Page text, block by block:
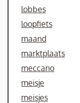
lobbes
loopfiets
maand
marktplaats
meccano
meisje
meisjes